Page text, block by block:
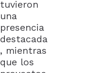
tuvieron
una
presencia
destacada
, mientras
que los